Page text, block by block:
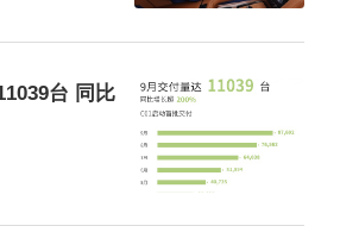
至20万元级别的车型都将搭
台 同比